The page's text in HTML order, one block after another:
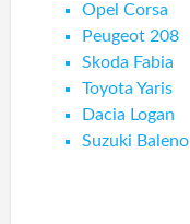
Opel Corsa
Peugeot 208
Skoda Fabia
Toyota Yaris
Dacia Logan
Suzuki Baleno